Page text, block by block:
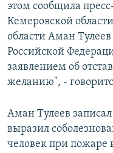
этом сообщила
Кемеровской
области Аман
Российской
заявлением об
желанию", -
Аман Тулеев
выразил
человек при пожаре